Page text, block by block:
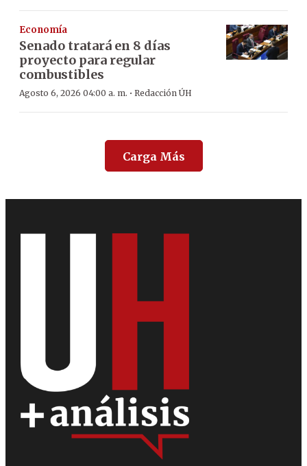
Economía
Senado tratará en 8 días
proyecto para regular
combustibles
Agosto 6, 2026 04:00 a. m. · Redacción ÚH
Carga Más